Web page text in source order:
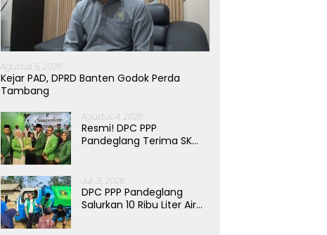
Agustus 5, 2026
Kejar PAD, DPRD Banten Godok Perda
Tambang
Agustus 4, 2026
Resmi! DPC PPP
Pandeglang Terima SK
Juli 31, 2026
DPC PPP Pandeglang
Salurkan 10 Ribu Liter Air